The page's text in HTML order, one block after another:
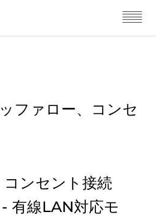
ファロー、コンセ
ンセント接続
有線LAN対応モ